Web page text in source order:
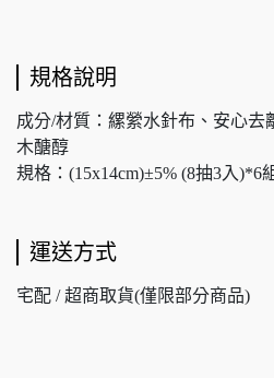
規格說明
成分/材質：縲縈水針布、安心去
木醣醇
規格：(15x14cm)±5% (8抽3入)*6
運送方式
宅配 / 超商取貨(僅限部分商品)